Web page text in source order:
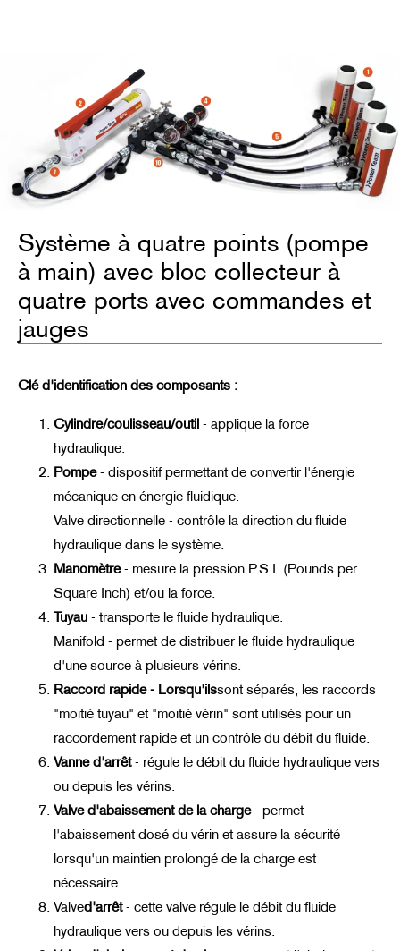
Système à quatre points (pompe
à main) avec bloc collecteur à
quatre ports avec commandes et
jauges
Clé d'identification des composants :
Cylindre/coulisseau/outil - applique la force
hydraulique.
Pompe- dispositif permettant de convertir l'énergie
mécanique en énergie fluidique.
Valve directionnelle - contrôle la direction du fluide
hydraulique dans le système.
Manomètre- mesure la pression P.S.I. (Pounds per
Square Inch) et/ou la force.
Tuyau - transporte le fluide hydraulique.
Manifold - permet de distribuer le fluide hydraulique
d'une source à plusieurs vérins.
Raccord rapide - Lorsqu'ilssont séparés, les raccords
"moitié tuyau" et "moitié vérin" sont utilisés pour un
raccordement rapide et un contrôle du débit du fluide.
Vanne d'arrêt- régule le débit du fluide hydraulique vers
ou depuis les vérins.
Valve d'abaissement de la charge- permet
l'abaissement dosé du vérin et assure la sécurité
lorsqu'un maintien prolongé de la charge est
nécessaire.
Valved'arrêt- cette valve régule le débit du fluide
hydraulique vers ou depuis les vérins.